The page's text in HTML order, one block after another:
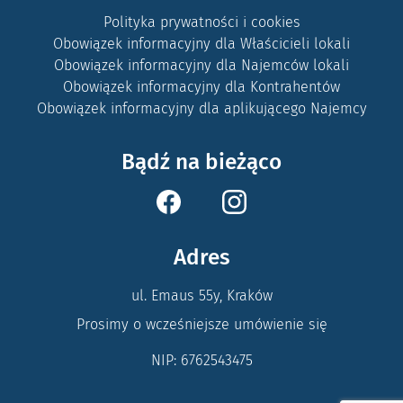
Polityka prywatności i cookies
Obowiązek informacyjny dla Właścicieli lokali
Obowiązek informacyjny dla Najemców lokali
Obowiązek informacyjny dla Kontrahentów
Obowiązek informacyjny dla aplikującego Najemcy
Bądź na bieżąco
Adres
ul. Emaus 55y, Kraków
Prosimy o wcześniejsze umówienie się
NIP: 6762543475